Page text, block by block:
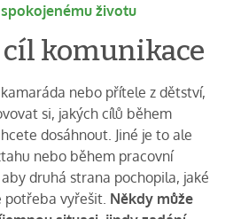
životu
komunikace
nebo přítele z dětství,
si, jakých cílů během
dosáhnout. Jiné je to ale
nebo během pracovní
druhá strana pochopila, jaké
potřeba vyřešit. Někdy může